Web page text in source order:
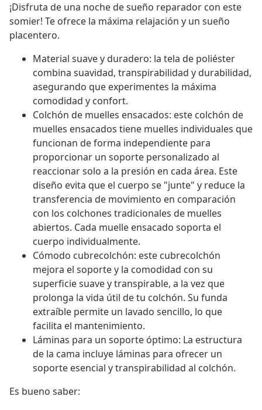
¡Disfruta de una noche de sueño reparador con este
somier! Te ofrece la máxima relajación y un sueño
placentero.
Material suave y duradero: la tela de poliéster
combina suavidad, transpirabilidad y durabilidad,
asegurando que experimentes la máxima
comodidad y confort.
Colchón de muelles ensacados: este colchón de
muelles ensacados tiene muelles individuales que
funcionan de forma independiente para
proporcionar un soporte personalizado al
reaccionar solo a la presión en cada área. Este
diseño evita que el cuerpo se "junte" y reduce la
transferencia de movimiento en comparación
con los colchones tradicionales de muelles
abiertos. Cada muelle ensacado soporta el
cuerpo individualmente.
Cómodo cubrecolchón: este cubrecolchón
mejora el soporte y la comodidad con su
superficie suave y transpirable, a la vez que
prolonga la vida útil de tu colchón. Su funda
extraíble permite un lavado sencillo, lo que
facilita el mantenimiento.
Láminas para un soporte óptimo: La estructura
de la cama incluye láminas para ofrecer un
soporte esencial y transpirabilidad al colchón.
Es bueno saber: